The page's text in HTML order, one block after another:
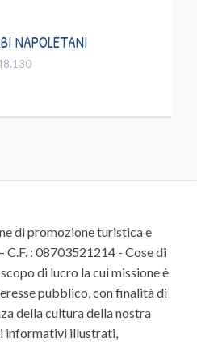
NAPOLETANI
di promozione turistica e
C.F. : 08703521214 - Cose di
di lucro la cui missione è
pubblico, con finalità di
della cultura della nostra
informativi illustrati,